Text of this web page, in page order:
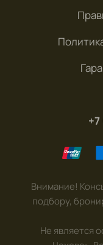
Внимание!
подбору,
Не является